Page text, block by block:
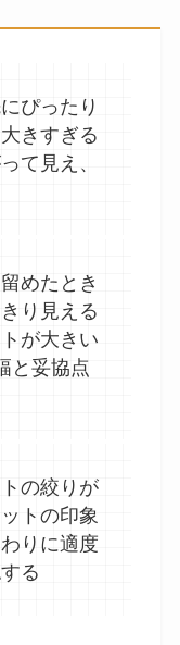
ぴったり
きすぎる
て見え、
めたとき
り見える
が大きい
と妥協点
の絞りが
トの印象
りに適度
る